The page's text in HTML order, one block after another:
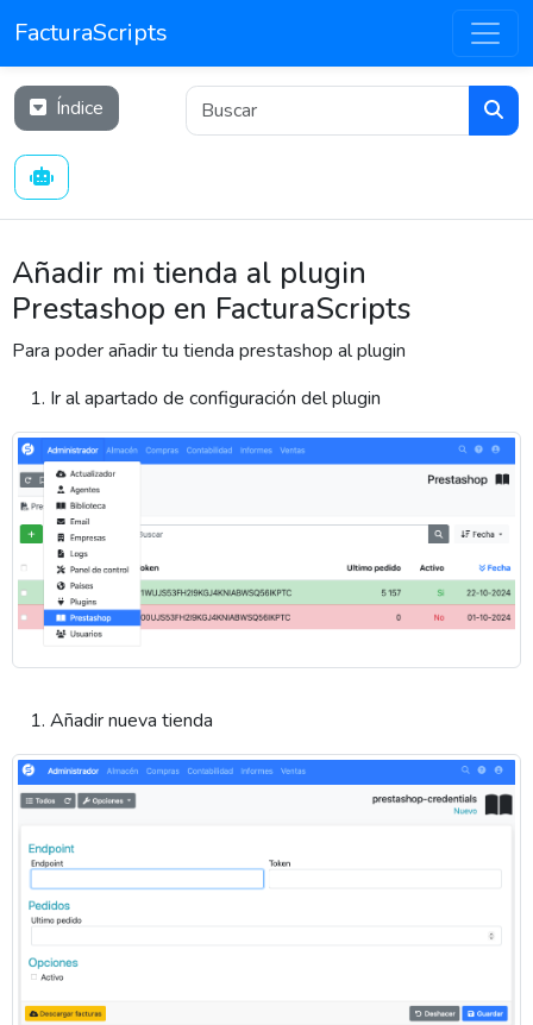
FacturaScripts
Índice
Añadir mi tienda al plugin
Prestashop en FacturaScripts
Para poder añadir tu tienda prestashop al plugin
Ir al apartado de configuración del plugin
Añadir nueva tienda